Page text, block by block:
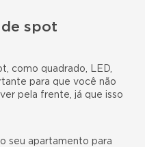
spot
como quadrado, LED,
para que você não
pela frente, já que isso
seu apartamento para